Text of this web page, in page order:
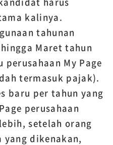
kalinya.
tahunan
Maret tahun
My Page
termasuk pajak).
baru per tahun yang
perusahaan
setelah orang
dikenakan,